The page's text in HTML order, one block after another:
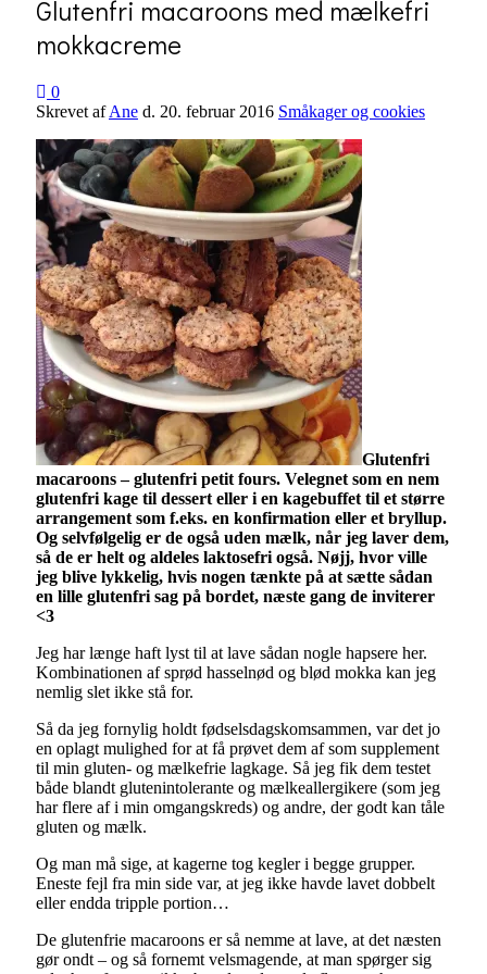
Glutenfri macaroons med mælkefri
mokkacreme
0
Skrevet afAne d. 20. februar 2016 Småkager og cookies
Glutenfri
macaroons – glutenfri petit fours. Velegnet som en nem
glutenfri kage til dessert eller i en kagebuffet til et større
arrangement som f.eks. en konfirmation eller et bryllup.
Og selvfølgelig er de også uden mælk, når jeg laver dem,
så de er helt og aldeles laktosefri også. Nøjj, hvor ville
jeg blive lykkelig, hvis nogen tænkte på at sætte sådan
en lille glutenfri sag på bordet, næste gang de inviterer
<3
Jeg har længe haft lyst til at lave sådan nogle hapsere her.
Kombinationen af sprød hasselnød og blød mokka kan jeg
nemlig slet ikke stå for.
Så da jeg fornylig holdt fødselsdagskomsammen, var det jo
en oplagt mulighed for at få prøvet dem af som supplement
til min gluten- og mælkefrie lagkage. Så jeg fik dem testet
både blandt glutenintolerante og mælkeallergikere (som jeg
har flere af i min omgangskreds) og andre, der godt kan tåle
gluten og mælk.
Og man må sige, at kagerne tog kegler i begge grupper.
Eneste fejl fra min side var, at jeg ikke havde lavet dobbelt
eller endda tripple portion…
De glutenfrie macaroons er så nemme at lave, at det næsten
gør ondt – og så fornemt velsmagende, at man spørger sig